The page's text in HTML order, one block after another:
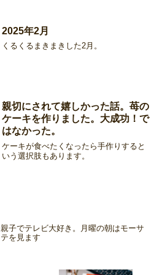
2025年2月
くるくるまきまきした2月。
親切にされて嬉しかった話。苺の
ケーキを作りました。大成功！で
はなかった。
ケーキが食べたくなったら手作りすると
いう選択肢もあります。
親子でテレビ大好き。月曜の朝はモーサ
テを見ます